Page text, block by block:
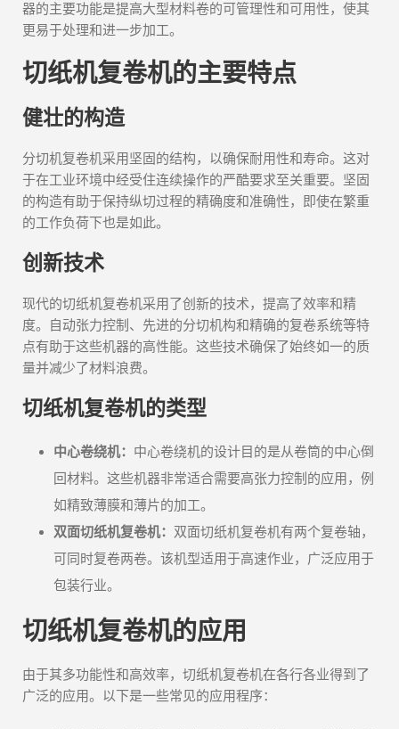
器的主要功能是提高大型材料卷的可管理性和可用性，使其
更易于处理和进一步加工。
切纸机复卷机的主要特点
健壮的构造
分切机复卷机采用坚固的结构，以确保耐用性和寿命。这对
于在工业环境中经受住连续操作的严酷要求至关重要。坚固
的构造有助于保持纵切过程的精确度和准确性，即使在繁重
的工作负荷下也是如此。
创新技术
现代的切纸机复卷机采用了创新的技术，提高了效率和精
度。自动张力控制、先进的分切机构和精确的复卷系统等特
点有助于这些机器的高性能。这些技术确保了始终如一的质
量并减少了材料浪费。
切纸机复卷机的类型
中心卷绕机： 中心卷绕机的设计目的是从卷筒的中心倒
回材料。这些机器非常适合需要高张力控制的应用，例
如精致薄膜和薄片的加工。
双面切纸机复卷机： 双面切纸机复卷机有两个复卷轴，
可同时复卷两卷。该机型适用于高速作业，广泛应用于
包装行业。
切纸机复卷机的应用
由于其多功能性和高效率，切纸机复卷机在各行各业得到了
广泛的应用。以下是一些常见的应用程序：